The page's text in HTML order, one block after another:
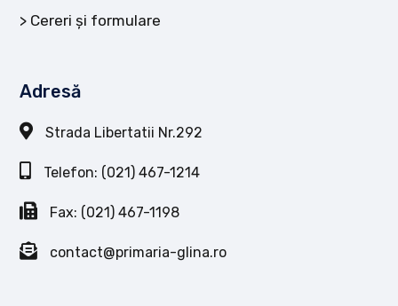
Cereri și formulare
Adresă
Strada Libertatii Nr.292
Telefon: (021) 467-1214
Fax: (021) 467-1198
contact@primaria-glina.ro